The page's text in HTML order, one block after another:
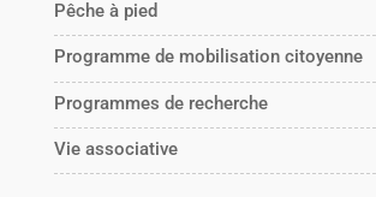
Pêche à pied
Programme de mobilisation citoyenne
Programmes de recherche
Vie associative